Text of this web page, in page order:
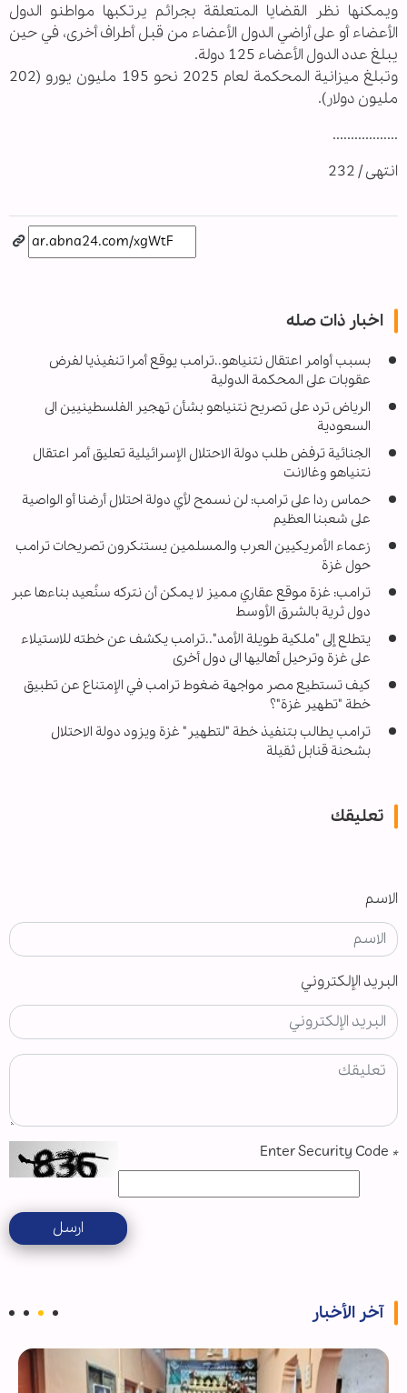
ويمكنها نظر القضايا المتعلقة بجرائم يرتكبها مواطنو الدول
الأعضاء أو على أراضي الدول الأعضاء من قبل أطراف أخرى، في حين
يبلغ عدد الدول الأعضاء 125 دولة.
وتبلغ ميزانية المحكمة لعام 2025 نحو 195 مليون يورو (202
مليون دولار).
..................
انتهى / 232
اخبار ذات صله
بسبب أوامر اعتقال نتنياهو..ترامب يوقع أمرا تنفيذيا لفرض
عقوبات على المحكمة الدولية
الرياض ترد على تصريح نتنياهو بشأن تهجير الفلسطينيين الى
السعودية
الجنائية ترفض طلب دولة الاحتلال الإسرائيلية تعليق أمر اعتقال
نتنياهو وغالانت
حماس ردا على ترامب: لن نسمح لأي دولة احتلال أرضنا أو الواصية
على شعبنا العظيم
زعماء الأمريكيين العرب والمسلمين يستنكرون تصريحات ترامب
حول غزة
ترامب: غزة موقع عقاري مميز لا يمكن أن نتركه سنُعيد بناءها عبر
دول ثرية بالشرق الأوسط
يتطلع إلى "ملكية طويلة الأمد"..ترامب يكشف عن خطته للاستيلاء
على غزة وترحيل أهاليها الى دول أخرى
كيف تستطيع مصر مواجهة ضغوط ترامب في الإمتناع عن تطبيق
خطة "تطهير غزة"؟
ترامب يطالب بتنفيذ خطة "لتطهير" غزة ويزود دولة الاحتلال
بشحنة قنابل ثقيلة
تعليقك
الاسم
البريد الإلكتروني
*
ارسل
آخر الأخبار